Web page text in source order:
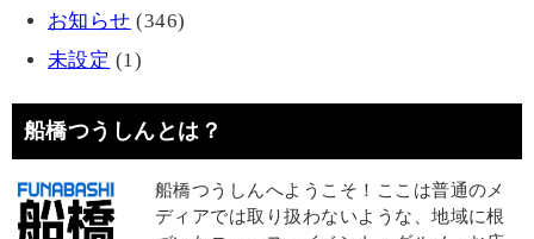
お知らせ (346)
未設定 (1)
船橋つうしんとは？
船橋つうしんへようこそ！ここは普通のメ
ディアでは取り扱わないような、地域に根